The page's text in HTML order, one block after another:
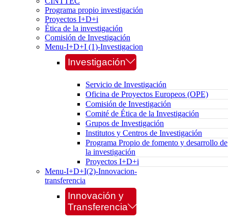
Programa propio investigación
Proyectos I+D+i
Ética de la investigación
Comisión de Investigación
Menu-I+D+I (1)-Investigacion
Investigación
Servicio de Investigación
Oficina de Proyectos Europeos (OPE)
Comisión de Investigación
Comité de Ética de la Investigación
Grupos de Investigación
Institutos y Centros de Investigación
Programa Propio de fomento y desarrollo de
la investigación
Proyectos I+D+i
Menu-I+D+I(2)-Innovacion-
transferencia
Innovación y
Transferencia